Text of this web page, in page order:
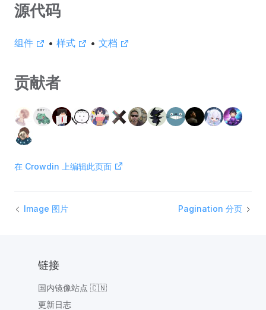
源代码
组件 • 样式 • 文档
贡献者
在 Crowdin 上编辑此页面
Image 图片 Pagination 分页
链接
国内镜像站点 🇨🇳
更新日志